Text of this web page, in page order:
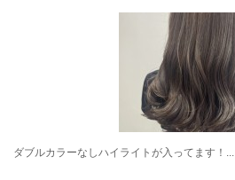
ダブルカラーなしハイライトが入ってます！...